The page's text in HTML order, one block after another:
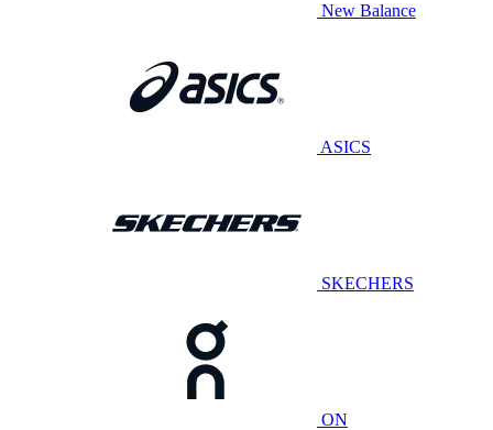
New Balance
ASICS
SKECHERS
ON